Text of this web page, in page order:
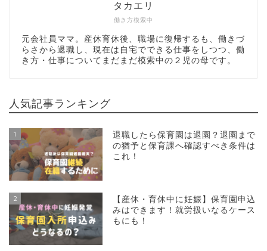
働き方模索中
タカエリ
元会社員ママ。産休育休後、職場に復帰するも、働きづ
らさから退職し、現在は自宅でできる仕事をしつつ、働
き方・仕事についてまだまだ模索中の２児の母です。
人気記事ランキング
1
退職したら保育園は退園？退園まで
の猶予と保育課へ確認すべき条件は
これ！
2
【産休・育休中に妊娠】保育園申込
みはできます！就労扱いなるケース
もにも！